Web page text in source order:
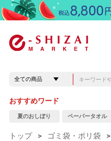
おすすめワード
夏のおしぼり ペーパータオル
トップ > ゴミ袋・ポリ袋 >